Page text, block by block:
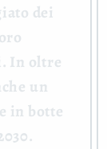
dei
In oltre
un
in botte